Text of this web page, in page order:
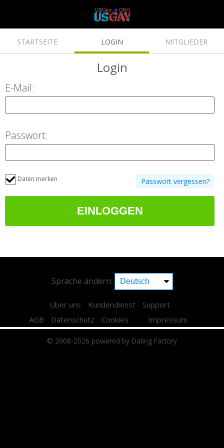
STARTSEITE LOGIN MITGLIEDER
Login
E-Mail:
Passwort:
Daten merken Passwort vergessen?
Sprache ändern:
Über uns Kundendienst
Support
AGB
Datenschutz Cookies Impressum
© 2008-2026 powered by Dating Factory